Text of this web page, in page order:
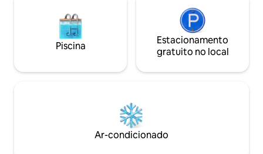
linha e roupa de cama fina; pode ser
transformado em uma cama king size.
andar de cima para os quartos 2 + 3.
adulto em área aberta entre quartos
Espaço de estar interior-exterior
deslumbrante, com portas totalmente
retráteis para máxima vida e
entretenimento e vista deslumbrante
Bay e Clifton Beaches) O
paraíso. A
de estar e sala de
uma grande área
portão de praia
Beach está
Piscina
Estacionamento
gratuito no local
Ar-condicionado